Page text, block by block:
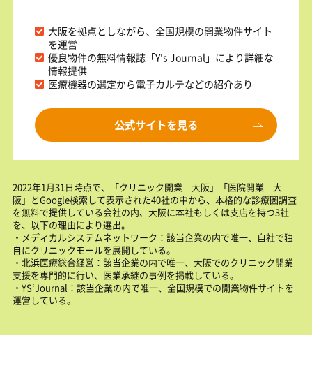
大阪を拠点としながら、全国規模の開業物件サイト
を運営
優良物件の無料情報誌「Y's Journal」により詳細な
情報提供
医療機器の選定から電子カルテなどの紹介あり
公式サイトを見る
2022年1月31日時点で、「クリニック開業 大阪」「医院開業 大
阪」とGoogle検索して表示された40社の中から、本格的な診療圏調査
を無料で提供している会社の内、大阪に本社もしくは支店を持つ3社
を、以下の理由により選出。
・メディカルシステムネットワーク：該当企業の内で唯一、自社で独
自にクリニックモールを展開している。
・北浜医療総合経営：該当企業の内で唯一、大阪でのクリニック開業
支援を専門的に行い、医業承継の事例を掲載している。
・YS‘Journal：該当企業の内で唯一、全国規模での開業物件サイトを
運営している。